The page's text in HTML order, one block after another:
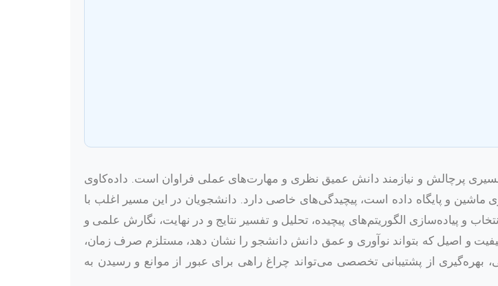
مسیری پرچالش و نیازمند دانش عمیق نظری و مهارت‌های عملی فراوان است. داده‌کاوی
ماشین و پایگاه داده است، پیچیدگی‌های خاصی دارد. دانشجویان در این مسیر اغلب با
و پیاده‌سازی الگوریتم‌های پیچیده، تحلیل و تفسیر نتایج و در نهایت، نگارش علمی و
و اصیل که بتواند نوآوری و عمق دانش دانشجو را نشان دهد، مستلزم صرف زمان،
از پشتیبانی تخصصی می‌تواند چراغ راهی برای عبور از موانع و رسیدن به